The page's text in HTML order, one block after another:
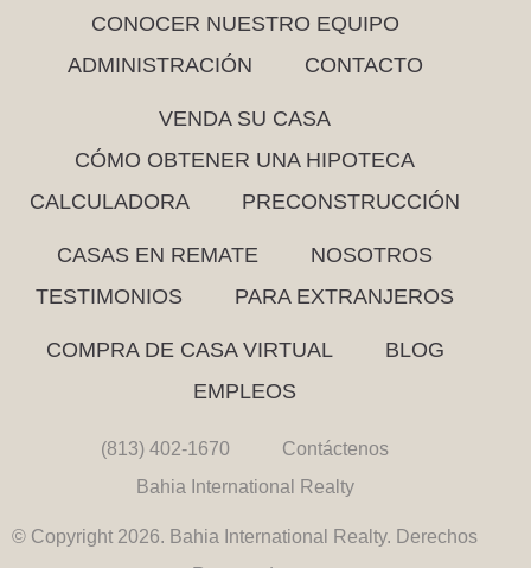
CONOCER NUESTRO EQUIPO
ADMINISTRACIÓN
CONTACTO
VENDA SU CASA
CÓMO OBTENER UNA HIPOTECA
CALCULADORA
PRECONSTRUCCIÓN
CASAS EN REMATE
NOSOTROS
TESTIMONIOS
PARA EXTRANJEROS
COMPRA DE CASA VIRTUAL
BLOG
EMPLEOS
(813) 402-1670
Contáctenos
Bahia International Realty
© Copyright 2026. Bahia International Realty. Derechos